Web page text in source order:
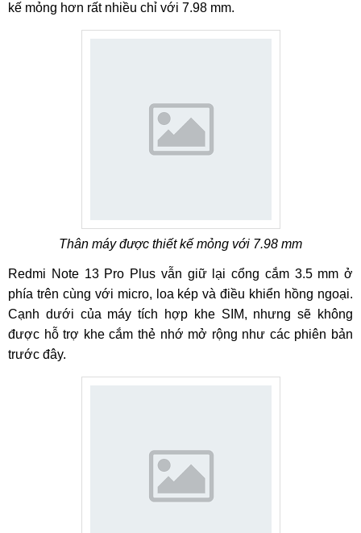
kế mỏng hơn rất nhiều chỉ với 7.98 mm.
Thân máy được thiết kế mỏng với 7.98 mm
Redmi Note 13 Pro Plus vẫn giữ lại cổng cắm 3.5 mm ở
phía trên cùng với micro, loa kép và điều khiển hồng ngoại.
Cạnh dưới của máy tích hợp khe SIM, nhưng sẽ không
được hỗ trợ khe cắm thẻ nhớ mở rộng như các phiên bản
trước đây.